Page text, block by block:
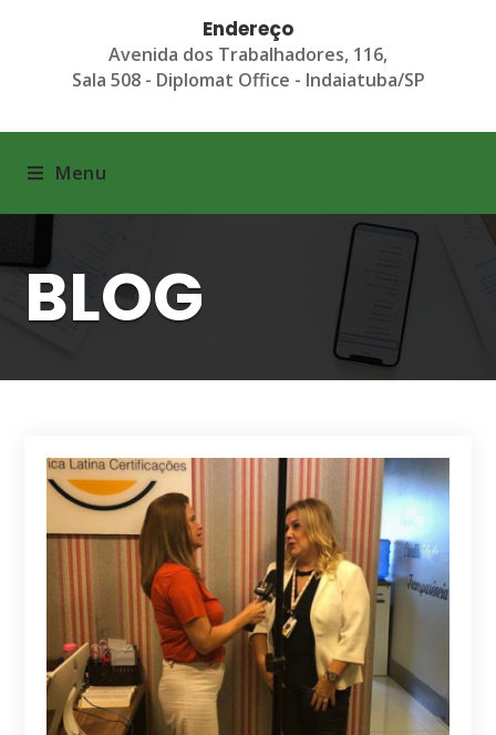
Endereço
Avenida dos Trabalhadores, 116,
Sala 508 - Diplomat Office - Indaiatuba/SP
Menu
BLOG